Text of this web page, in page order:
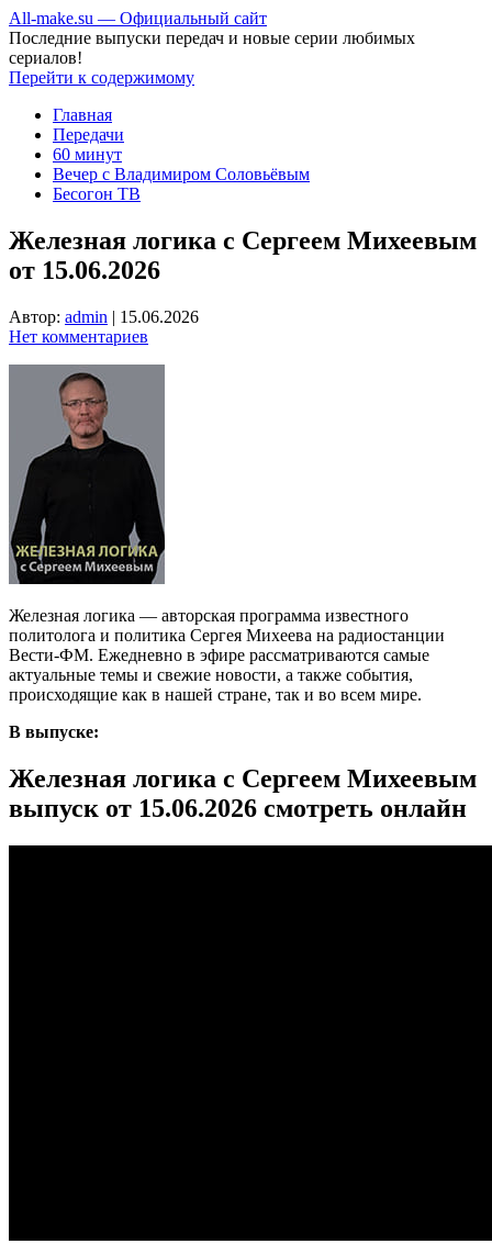
All-make.su — Официальный сайт
Последние выпуски передач и новые серии любимых
сериалов!
Перейти к содержимому
Главная
Передачи
60 минут
Вечер с Владимиром Соловьёвым
Бесогон ТВ
Железная логика с Сергеем Михеевым
от 15.06.2026
Автор: admin | 15.06.2026
Нет комментариев
Железная логика — авторская программа известного
политолога и политика Сергея Михеева на радиостанции
Вести-ФМ. Ежедневно в эфире рассматриваются самые
актуальные темы и свежие новости, а также события,
происходящие как в нашей стране, так и во всем мире.
В выпуске:
Железная логика с Сергеем Михеевым
выпуск от 15.06.2026 смотреть онлайн